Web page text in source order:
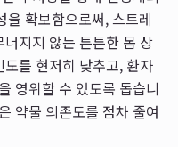
을 확보함으로써, 스트레
지지 않는 튼튼한 몸 상
를 현저히 낮추고, 환자
영위할 수 있도록 돕습니
약물 의존도를 점차 줄여